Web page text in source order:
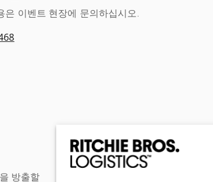
은 이벤트 현장에 문의하십시오.
방출할